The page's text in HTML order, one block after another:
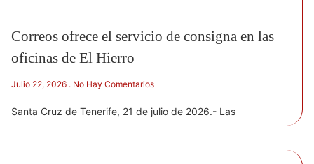
Correos ofrece el servicio de consigna en las
oficinas de El Hierro
Julio 22, 2026 No Hay Comentarios
Santa Cruz de Tenerife, 21 de julio de 2026.- Las